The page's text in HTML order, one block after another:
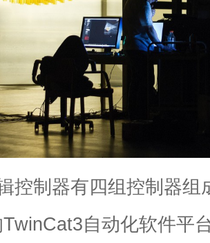
控制器有四组控制器组
自动化软件平